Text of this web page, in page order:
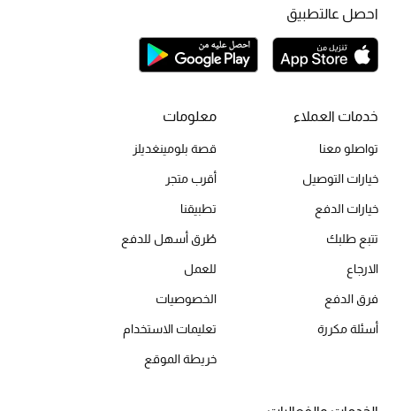
أبرز الحقائب
تسوقوا الحقائب
الموسم الجديد
أحذية النسائية
الأحذية الرجالية
خدمات العملاء
تواصلو معنا
خيارات التوصيل
خيارات الدفع
تتبع طلبك
الارجاع
فرق الدفع
أسئلة مكررة
معلومات
قصة بلومينغديلز
أقرب متجر
تطبيقنا
طُرق أسهل للدفع
للعمل
الخصوصيات
تعليمات الاستخدام
خريطة الموقع
احصل عالتطبيق